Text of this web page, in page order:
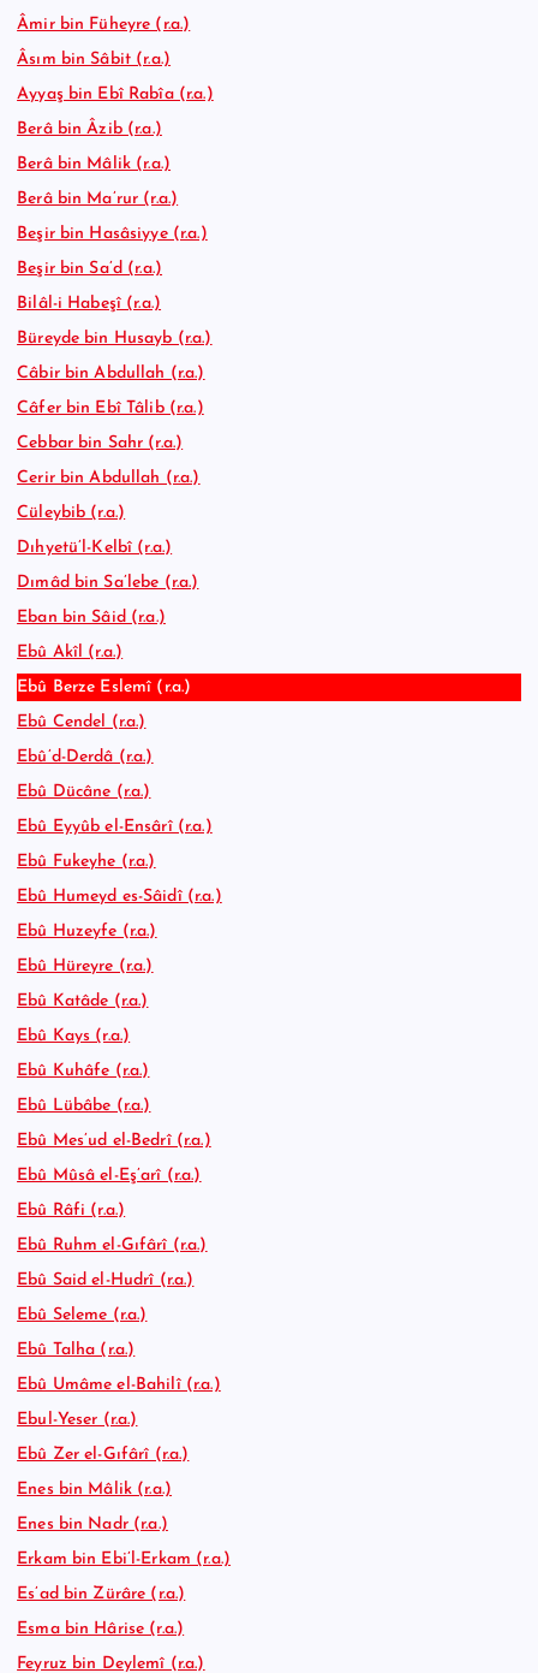
Âmir bin Füheyre (r.a.)
Âsım bin Sâbit (r.a.)
Ayyaş bin Ebî Rabîa (r.a.)
Berâ bin Âzib (r.a.)
Berâ bin Mâlik (r.a.)
Berâ bin Ma’rur (r.a.)
Beşir bin Hasâsiyye (r.a.)
Beşir bin Sa’d (r.a.)
Bilâl-i Habeşî (r.a.)
Büreyde bin Husayb (r.a.)
Câbir bin Abdullah (r.a.)
Câfer bin Ebî Tâlib (r.a.)
Cebbar bin Sahr (r.a.)
Cerir bin Abdullah (r.a.)
Cüleybib (r.a.)
Dıhyetü’l-Kelbî (r.a.)
Dımâd bin Sa’lebe (r.a.)
Eban bin Sâid (r.a.)
Ebû Akîl (r.a.)
Ebû Berze Eslemî (r.a.)
Ebû Cendel (r.a.)
Ebû’d-Derdâ (r.a.)
Ebû Dücâne (r.a.)
Ebû Eyyûb el-Ensârî (r.a.)
Ebû Fukeyhe (r.a.)
Ebû Humeyd es-Sâidî (r.a.)
Ebû Huzeyfe (r.a.)
Ebû Hüreyre (r.a.)
Ebû Katâde (r.a.)
Ebû Kays (r.a.)
Ebû Kuhâfe (r.a.)
Ebû Lübâbe (r.a.)
Ebû Mes’ud el-Bedrî (r.a.)
Ebû Mûsâ el-Eş’arî (r.a.)
Ebû Râfi (r.a.)
Ebû Ruhm el-Gıfârî (r.a.)
Ebû Said el-Hudrî (r.a.)
Ebû Seleme (r.a.)
Ebû Talha (r.a.)
Ebû Umâme el-Bahilî (r.a.)
Ebul-Yeser (r.a.)
Ebû Zer el-Gıfârî (r.a.)
Enes bin Mâlik (r.a.)
Enes bin Nadr (r.a.)
Erkam bin Ebi’l-Erkam (r.a.)
Es’ad bin Zürâre (r.a.)
Esma bin Hârise (r.a.)
Feyruz bin Deylemî (r.a.)